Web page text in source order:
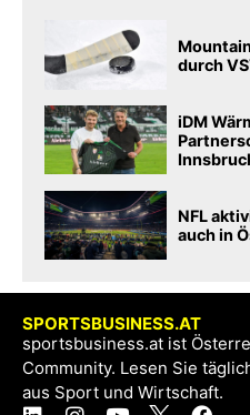
durch
iDM
NFL
auch in
SPORTSBUSINESS.AT
sportsbusiness.at ist
Community. Lesen Sie
aus Sport und Wirtschaft.